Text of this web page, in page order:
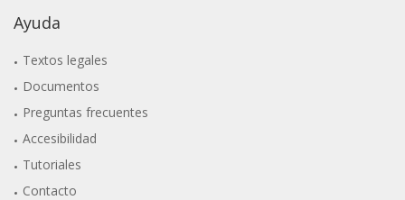
Ayuda
Textos legales
Documentos
Preguntas frecuentes
Accesibilidad
Tutoriales
Contacto